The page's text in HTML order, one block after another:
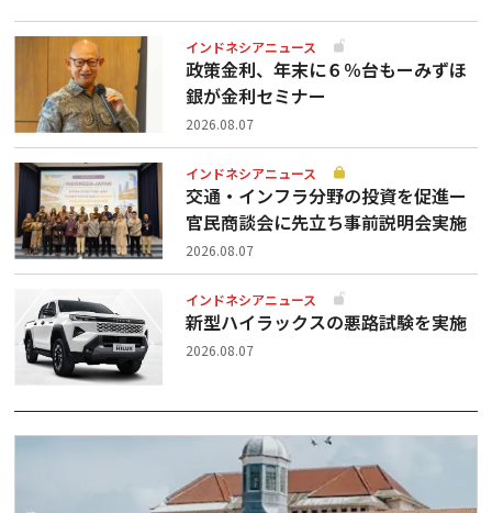
インドネシアニュース
政策金利、年末に６％台もーみずほ
銀が金利セミナー
2026.08.07
インドネシアニュース
交通・インフラ分野の投資を促進ー
官民商談会に先立ち事前説明会実施
2026.08.07
インドネシアニュース
新型ハイラックスの悪路試験を実施
2026.08.07